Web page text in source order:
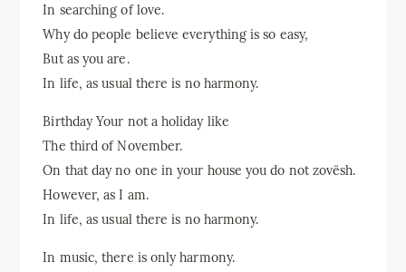
In searching of love.
Why do people believe everything is so easy,
But as you are.
In life, as usual there is no harmony.
Birthday Your not a holiday like
The third of November.
On that day no one in your house you do not zovёsh.
However, as I am.
In life, as usual there is no harmony.
In music, there is only harmony.